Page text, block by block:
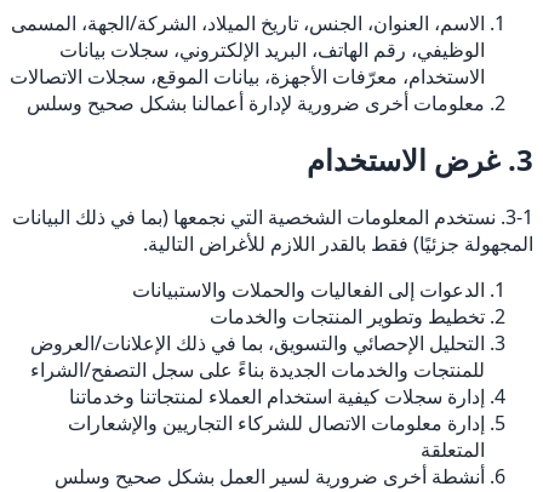
الاسم، العنوان، الجنس، تاريخ الميلاد، الشركة/الجهة، المسمى
الوظيفي، رقم الهاتف، البريد الإلكتروني، سجلات بيانات
الاستخدام، معرّفات الأجهزة، بيانات الموقع، سجلات الاتصالات
معلومات أخرى ضرورية لإدارة أعمالنا بشكل صحيح وسلس
3. غرض الاستخدام
3-1. نستخدم المعلومات الشخصية التي نجمعها (بما في ذلك البيانات
المجهولة جزئيًا) فقط بالقدر اللازم للأغراض التالية.
الدعوات إلى الفعاليات والحملات والاستبيانات
تخطيط وتطوير المنتجات والخدمات
التحليل الإحصائي والتسويق، بما في ذلك الإعلانات/العروض
للمنتجات والخدمات الجديدة بناءً على سجل التصفح/الشراء
إدارة سجلات كيفية استخدام العملاء لمنتجاتنا وخدماتنا
إدارة معلومات الاتصال للشركاء التجاريين والإشعارات
المتعلقة
أنشطة أخرى ضرورية لسير العمل بشكل صحيح وسلس